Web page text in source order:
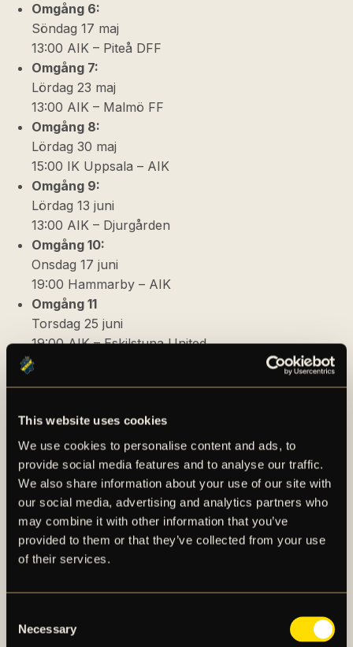
This website uses cookies
We use cookies to personalise content and ads, to
provide social media features and to analyse our traffic.
We also share information about your use of our site with
our social media, advertising and analytics partners who
may combine it with other information that you’ve
provided to them or that they’ve collected from your use
of their services.
Selection
Necessary
Omgång 6:
Söndag 17 maj
13:00 AIK – Piteå DFF
Omgång 7:
Lördag 23 maj
13:00 AIK – Malmö FF
Omgång 8:
Lördag 30 maj
15:00 IK Uppsala – AIK
Omgång 9:
Lördag 13 juni
13:00 AIK – Djurgården
Omgång 10:
Onsdag 17 juni
19:00 Hammarby – AIK
Omgång 11
Torsdag 25 juni
19:00 AIK – Eskilstuna United
motståndarlaget har avancerat i Europaspel.
Datum och avsparkstider för omgång 12–26 fastställs
senare.
Missa inte att du som var årskortsinnehavare 2025
kommer att från och med i morgon, fredag, kl 12:00
kunna förnya din plats på Skytteholms IP till